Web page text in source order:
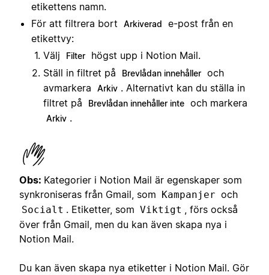
etikettens namn.
För att filtrera bort
Arkiverad
e-post från en
etikettvy:
Välj
Filter
högst upp i Notion Mail.
Ställ in filtret på
Brevlådan innehåller och
avmarkera
Arkiv . Alternativt kan du ställa in
filtret på
Brevlådan innehåller inte och markera
Arkiv .
Obs: Kategorier i Notion Mail är egenskaper som
synkroniseras från Gmail, som
Kampanjer och
Socialt . Etiketter, som Viktigt , förs också
över från Gmail, men du kan även skapa nya i
Notion Mail.
Du kan även skapa nya etiketter i Notion Mail. Gör